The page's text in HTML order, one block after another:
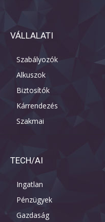
VÁLLALATI
Szabályozók
Alkuszok
Biztosítók
Kárrendezés
Szakmai
TECH/AI
Ingatlan
Pénzügyek
Gazdaság